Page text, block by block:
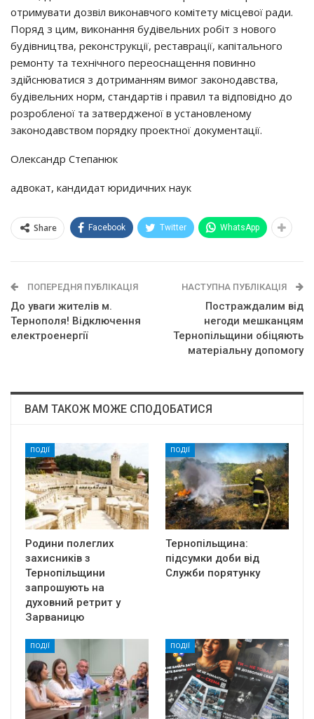
отримувати дозвіл виконавчого комітету місцевої ради.
Поряд з цим, виконання будівельних робіт з нового
будівництва, реконструкції, реставрації, капітального
ремонту та технічного переоснащення повинно
здійснюватися з дотриманням вимог законодавства,
будівельних норм, стандартів і правил та відповідно до
розробленої та затвердженої в установленому
законодавством порядку проектної документації.
Олександр Степанюк
адвокат, кандидат юридичних наук
Share Facebook Twitter WhatsApp
ПОПЕРЕДНЯ ПУБЛІКАЦІЯ
До уваги жителів м.
Тернополя! Відключення
електроенергії
НАСТУПНА ПУБЛІКАЦІЯ
Постраждалим від
негоди мешканцям
Тернопільщини обіцяють
матеріальну допомогу
ВАМ ТАКОЖ МОЖЕ СПОДОБАТИСЯ
ПОДІЇ
Родини полеглих
захисників з
Тернопільщини
запрошують на
духовний ретрит у
Зарваницю
ПОДІЇ
Тернопільщина:
підсумки доби від
Служби порятунку
ПОДІЇ ПОДІЇ